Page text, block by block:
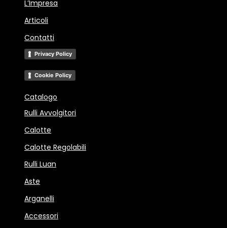
L’Impresa
Articoli
Contatti
Privacy Policy
Cookie Policy
Catalogo
Rulli Avvolgitori
Calotte
Calotte Regolabili
Rulli Luan
Aste
Arganelli
Accessori